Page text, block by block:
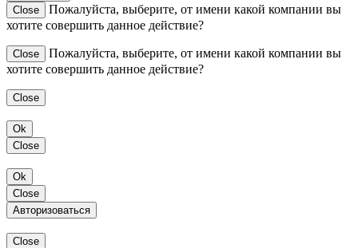
Close
Пожалуйста, выберите, от имени какой компании вы
хотите совершить данное действие?
Close
Пожалуйста, выберите, от имени какой компании вы
хотите совершить данное действие?
Close
Ok
Close
Ok
Close
Авторизоваться
Close